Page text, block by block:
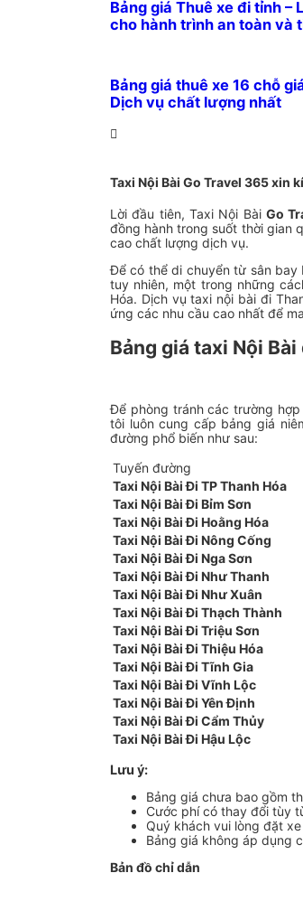
Bảng giá Thuê xe đi tỉnh –
cho hành trình an toàn và
Bảng giá thuê xe 16 chỗ
Dịch vụ chất lượng nhất
Taxi Nội Bài Go Travel 365 xin
Lời đầu tiên, Taxi Nội BàiGo
đồng hành trong suốt thời gian
cao chất lượng dịch vụ.
Để có thể di chuyển từ sân bay
tuy nhiên, một trong những
Hóa. Dịch vụ taxi nội bài đi
ứng các nhu cầu cao nhất để
Bảng giá taxi Nội
Để phòng tránh các trường
tôi luôn cung cấp bảng giá
đường phổ biến như sau:
Tuyến đường
Taxi Nội Bài Đi TP Thanh Hóa
Taxi Nội Bài Đi Bỉm Sơn
Taxi Nội Bài Đi Hoằng Hóa
Taxi Nội Bài Đi Nông Cống
Taxi Nội Bài Đi Nga Sơn
Taxi Nội Bài Đi Như Thanh
Taxi Nội Bài Đi Như Xuân
Taxi Nội Bài Đi Thạch Thành
Taxi Nội Bài Đi Triệu Sơn
Taxi Nội Bài Đi Thiệu Hóa
Taxi Nội Bài Đi Tĩnh Gia
Taxi Nội Bài Đi Vĩnh Lộc
Taxi Nội Bài Đi Yên Định
Taxi Nội Bài Đi Cẩm Thủy
Taxi Nội Bài Đi Hậu Lộc
Lưu ý:
Bảng giá chưa bao gồm
Cước phí có thay đổi tùy
Quý khách vui lòng đặt
Bảng giá không áp dụng
Bản đồ chỉ dẫn